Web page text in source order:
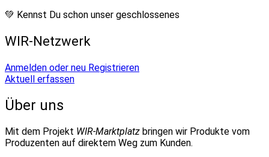
💚 Kennst Du schon unser geschlossenes
WIR-Netzwerk
Anmelden oder neu Registrieren
Aktuell erfassen
Über uns
Mit dem Projekt WIR-Marktplatz bringen wir Produkte vom
Produzenten auf direktem Weg zum Kunden.